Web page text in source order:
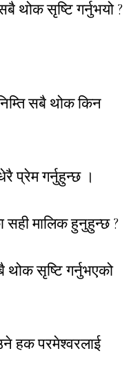
थोक सृष्टि गर्नुभयो ?
सबै थोक किन
प्रेम गर्नुहुन्छ ।
मालिक हुनुहुन्छ ?
सृष्टि गर्नुभएको
हक परमेश्वरलाई